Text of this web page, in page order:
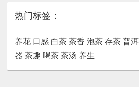
热门标签：
养花 口感 白茶 茶香 泡茶 存茶 普洱
器 茶趣 喝茶 茶汤 养生